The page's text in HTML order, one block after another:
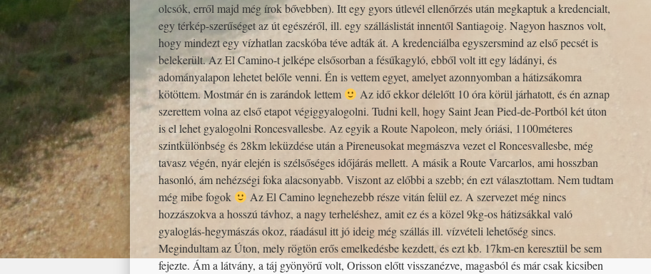
olcsók, erről majd még írok bővebben). Itt egy gyors útlevél ellenőrzés után megkaptuk a kredencialt,
egy térkép-szerűséget az út egészéről, ill. egy szálláslistát innentől Santiagoig. Nagyon hasznos volt,
hogy mindezt egy vízhatlan zacskóba téve adták át. A kredenciálba egyszersmind az első pecsét is
belekerült. Az El Camino-t jelképe elsősorban a fésűkagyló, ebből volt itt egy ládányi, és
adományalapon lehetet belőle venni. Én is vettem egyet, amelyet azonnyomban a hátizsákomra
kötöttem. Mostmár én is zarándok lettem
Az idő ekkor délelőtt 10 óra körül járhatott, és én aznap
szerettem volna az első etapot végiggyalogolni. Tudni kell, hogy Saint Jean Pied-de-Portból két úton
is el lehet gyalogolni Roncesvallesbe. Az egyik a Route Napoleon, mely óriási, 1100méteres
szintkülönbség és 28km leküzdése után a Pireneusokat megmászva vezet el Roncesvallesbe, még
tavasz végén, nyár elején is szélsőséges időjárás mellett. A másik a Route Varcarlos, ami hosszban
hasonló, ám nehézségi foka alacsonyabb. Viszont az előbbi a szebb; én ezt választottam. Nem tudtam
még mibe fogok
Az El Camino legnehezebb része vitán felül ez. A szervezet még nincs
hozzászokva a hosszú távhoz, a nagy terheléshez, amit ez és a közel 9kg-os hátizsákkal való
gyaloglás-hegymászás okoz, ráadásul itt jó ideig még szállás ill. vízvételi lehetőség sincs.
Megindultam az Úton, mely rögtön erős emelkedésbe kezdett, és ezt kb. 17km-en keresztül be sem
fejezte. Ám a látvány, a táj gyönyörű volt, Orisson előtt visszanézve, magasból és már csak kicsiben